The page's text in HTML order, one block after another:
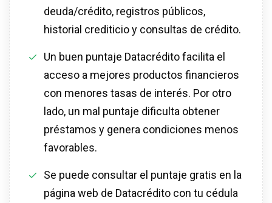
deuda/crédito, registros públicos,
historial crediticio y consultas de crédito.
Un buen puntaje Datacrédito facilita el
acceso a mejores productos financieros
con menores tasas de interés. Por otro
lado, un mal puntaje dificulta obtener
préstamos y genera condiciones menos
favorables.
Se puede consultar el puntaje gratis en la
página web de Datacrédito con tu cédula